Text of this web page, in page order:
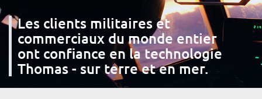
Les clients militaires et
commerciaux du monde entier
ont confiance en la technologie
Thomas - sur terre et en mer.